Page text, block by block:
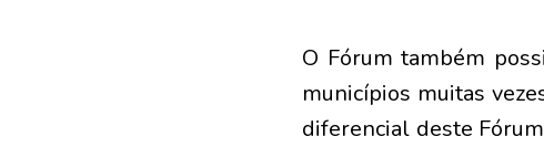
O Fórum também
municípios muitas
diferencial deste